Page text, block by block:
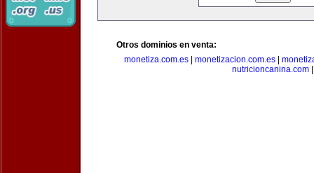
Otros dominios en venta:
monetiza.com.es| monetizacion.com.es|
nutricioncanina.com